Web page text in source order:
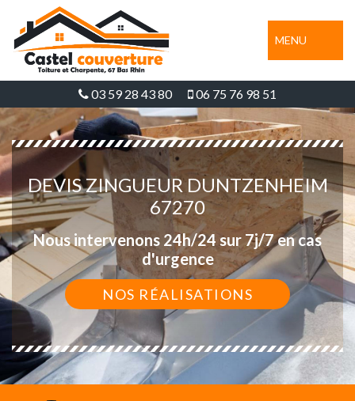
MENU
03 59 28 43 80 06 75 76 98 51
DEVIS ZINGUEUR DUNTZENHEIM
67270
Nous intervenons 24h/24 sur 7j/7 en cas
d'urgence
NOS RÉALISATIONS